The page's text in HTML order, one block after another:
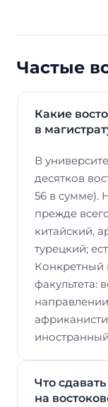
Частые
Какие
в
В
десятков
56 в сумме).
прежде
китайский,
турецкий;
Конкретный
факультета:
Что
на